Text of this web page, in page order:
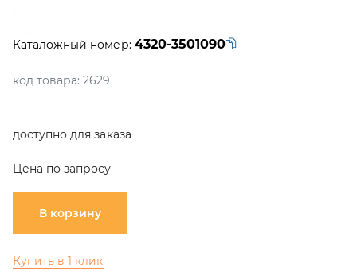
Каталожный номер: 4320-3501090
код товара: 2629
доступно для заказа
Цена по запросу
В корзину
Купить в 1 клик